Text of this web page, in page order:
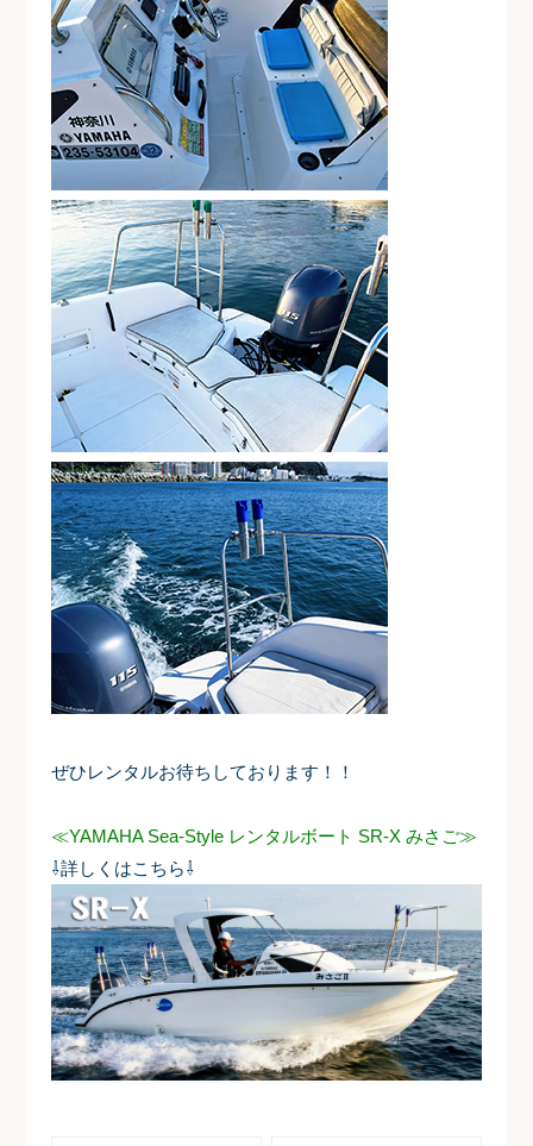
ぜひレンタルお待ちしております！！
≪YAMAHA Sea-Style レンタルボート SR-X みさご≫
⇩詳しくはこちら⇩